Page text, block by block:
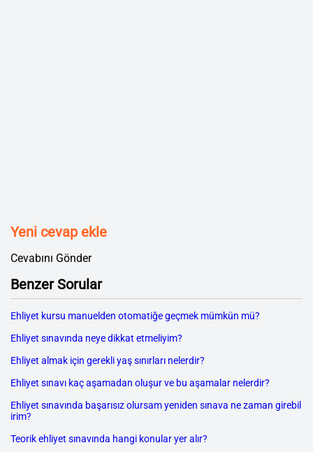
Yeni cevap ekle
Cevabını Gönder
Benzer Sorular
Ehliyet kursu manuelden otomatiğe geçmek mümkün mü?
Ehliyet sınavında neye dikkat etmeliyim?
Ehliyet almak için gerekli yaş sınırları nelerdir?
Ehliyet sınavı kaç aşamadan oluşur ve bu aşamalar nelerdir?
Ehliyet sınavında başarısız olursam yeniden sınava ne zaman girebil
irim?
Teorik ehliyet sınavında hangi konular yer alır?